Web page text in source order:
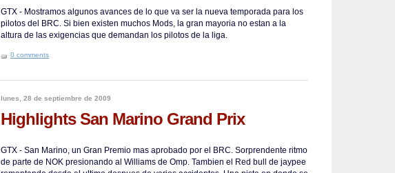
GTX - Mostramos algunos avances de lo que va ser la nueva temporada para los
pilotos del BRC. Si bien existen muchos Mods, la gran mayoria no estan a la
altura de las exigencias que demandan los pilotos de la liga.
0 comments
lunes, 28 de septiembre de 2009
Highlights San Marino Grand Prix
GTX - San Marino, un Gran Premio mas aprobado por el BRC. Sorprendente ritmo
de parte de NOK presionando al Williams de Omp. Tambien el Red bull de jaypee